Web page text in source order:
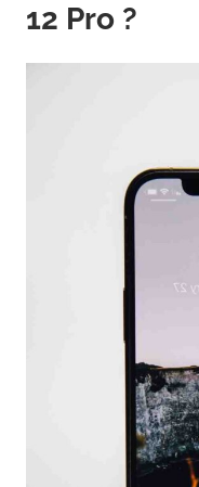
12 Pro ?